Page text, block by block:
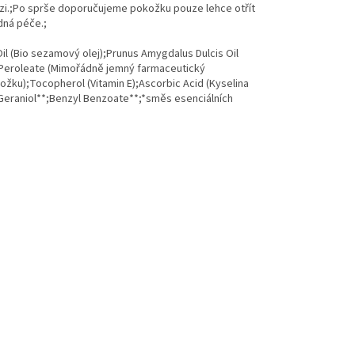
sprše doporučujeme pokožku pouze lehce otřít
péče.;
(Bio sezamový olej);Prunus Amygdalus Dulcis Oil
(Mimořádně jemný farmaceutický
(Vitamin E);Ascorbic Acid (Kyselina
Benzoate**;*směs esenciálních